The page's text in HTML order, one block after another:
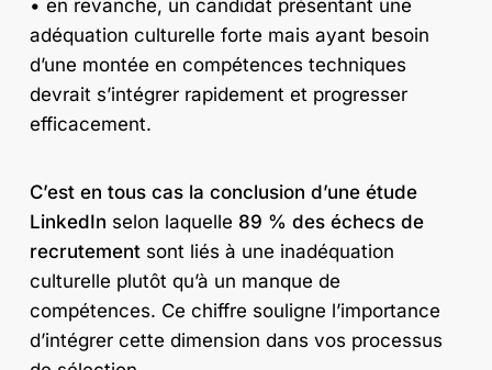
• en revanche, un candidat présentant une
adéquation culturelle forte mais ayant besoin
d’une montée en compétences techniques
devrait s’intégrer rapidement et progresser
efficacement.
C’est en tous cas la conclusion d’une étude
LinkedIn selon laquelle 89 % des échecs de
recrutementsont liés à une inadéquation
culturelle plutôt qu’à un manque de
compétences. Ce chiffre souligne l’importance
d’intégrer cette dimension dans vos processus